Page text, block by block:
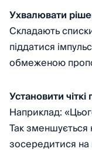
Ухвалювати
Складають
піддатися
обмеженою
Установити чіткі
Наприклад:
Так зменшується
зосередитися